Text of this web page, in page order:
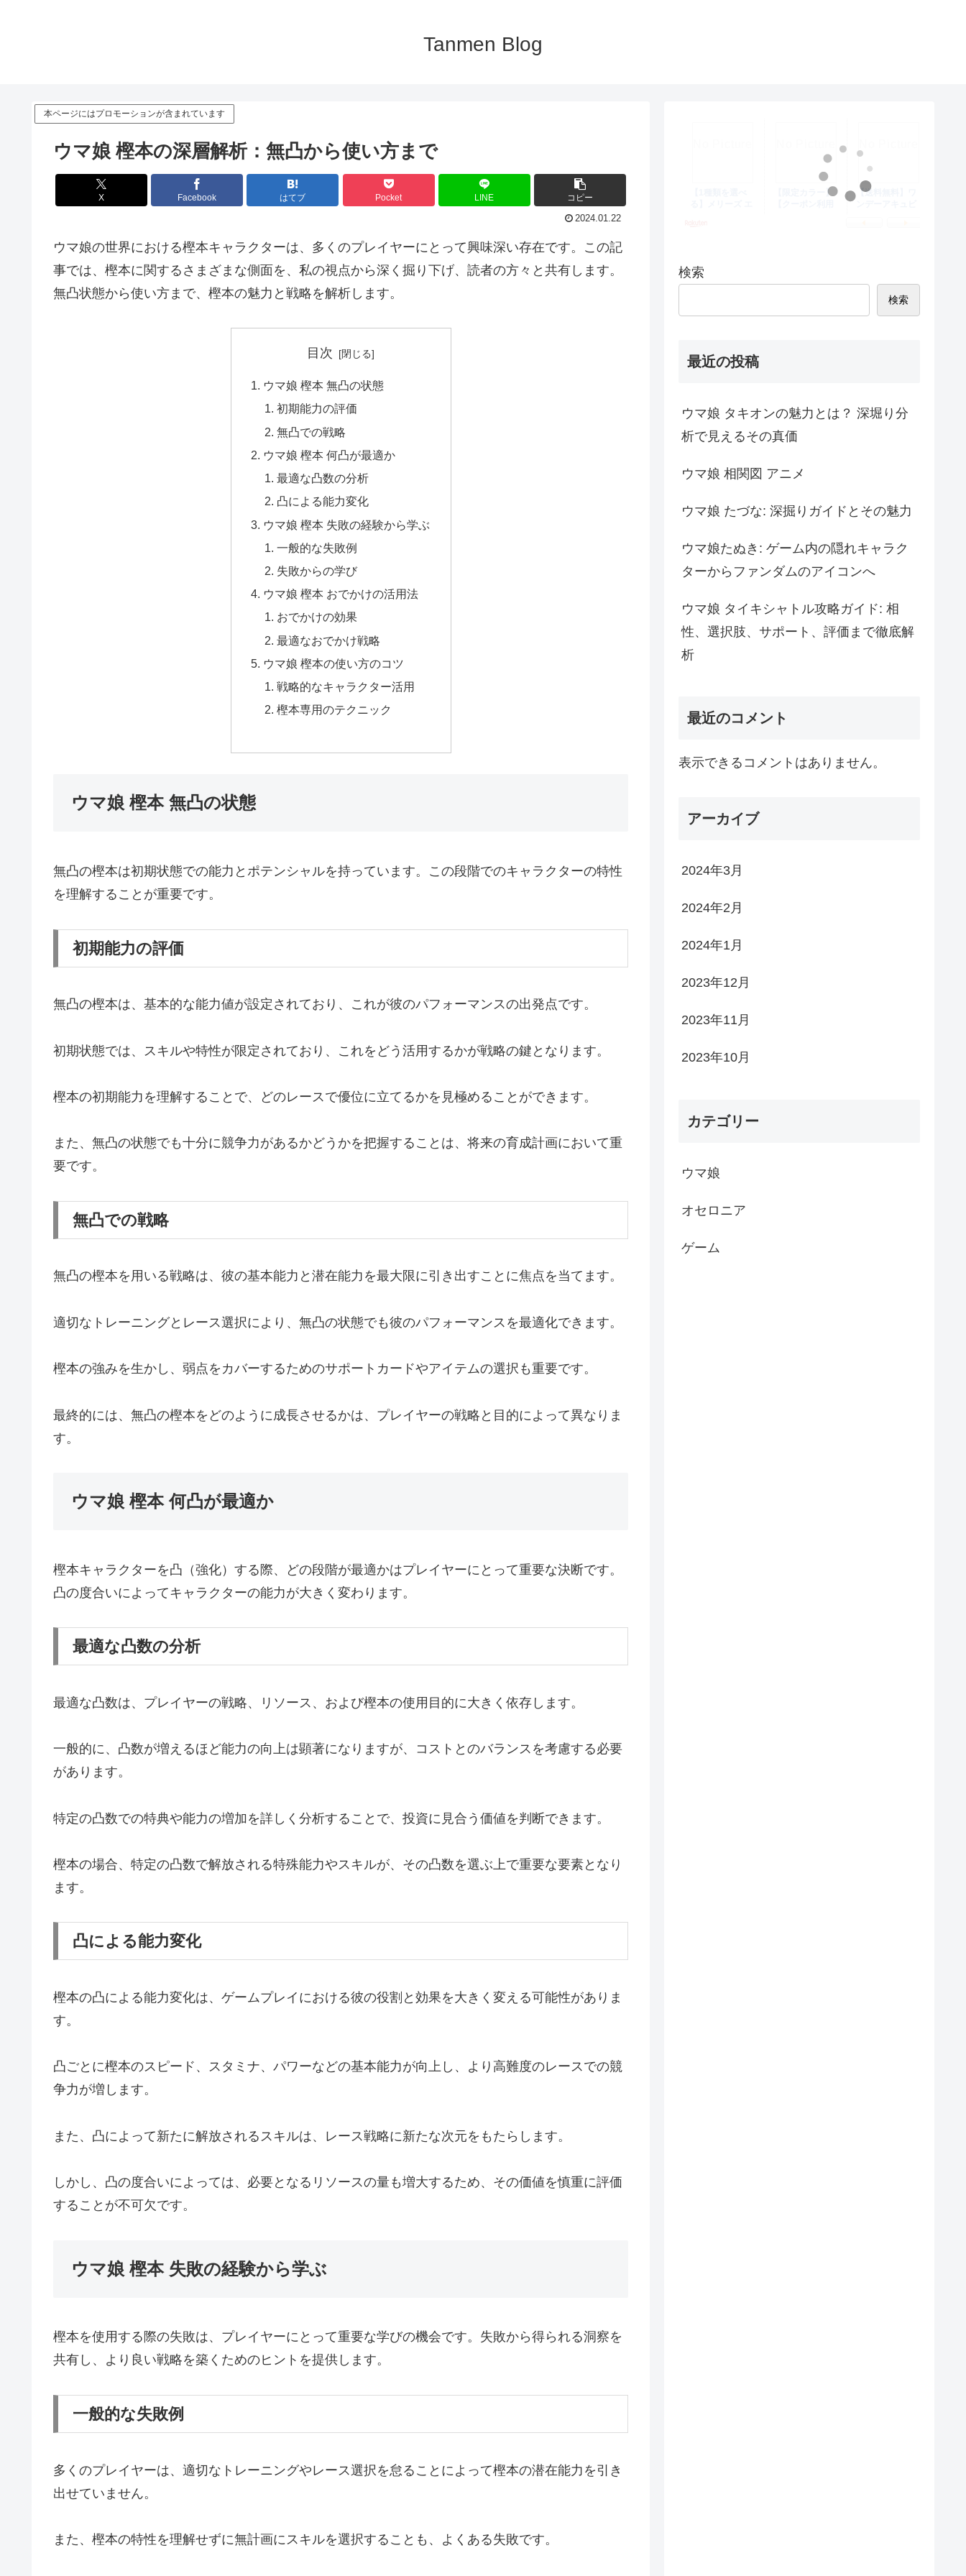
Tanmen Blog
本ページにはプロモーションが含まれています
ウマ娘 樫本の深層解析：無凸から使い方まで
X Facebook はてブ Pocket LINE コピー
2024.01.22
ウマ娘の世界における樫本キャラクターは、多くのプレイヤーにとって興味深い存在です。この記
事では、樫本に関するさまざまな側面を、私の視点から深く掘り下げ、読者の方々と共有します。
無凸状態から使い方まで、樫本の魅力と戦略を解析します。
目次
ウマ娘 樫本 無凸の状態
初期能力の評価
無凸での戦略
ウマ娘 樫本 何凸が最適か
最適な凸数の分析
凸による能力変化
ウマ娘 樫本 失敗の経験から学ぶ
一般的な失敗例
失敗からの学び
ウマ娘 樫本 おでかけの活用法
おでかけの効果
最適なおでかけ戦略
ウマ娘 樫本の使い方のコツ
戦略的なキャラクター活用
樫本専用のテクニック
ウマ娘 樫本 無凸の状態
無凸の樫本は初期状態での能力とポテンシャルを持っています。この段階でのキャラクターの特性
を理解することが重要です。
初期能力の評価
無凸の樫本は、基本的な能力値が設定されており、これが彼のパフォーマンスの出発点です。
初期状態では、スキルや特性が限定されており、これをどう活用するかが戦略の鍵となります。
樫本の初期能力を理解することで、どのレースで優位に立てるかを見極めることができます。
また、無凸の状態でも十分に競争力があるかどうかを把握することは、将来の育成計画において重
要です。
無凸での戦略
無凸の樫本を用いる戦略は、彼の基本能力と潜在能力を最大限に引き出すことに焦点を当てます。
適切なトレーニングとレース選択により、無凸の状態でも彼のパフォーマンスを最適化できます。
樫本の強みを生かし、弱点をカバーするためのサポートカードやアイテムの選択も重要です。
最終的には、無凸の樫本をどのように成長させるかは、プレイヤーの戦略と目的によって異なりま
す。
ウマ娘 樫本 何凸が最適か
樫本キャラクターを凸（強化）する際、どの段階が最適かはプレイヤーにとって重要な決断です。
凸の度合いによってキャラクターの能力が大きく変わります。
最適な凸数の分析
最適な凸数は、プレイヤーの戦略、リソース、および樫本の使用目的に大きく依存します。
一般的に、凸数が増えるほど能力の向上は顕著になりますが、コストとのバランスを考慮する必要
があります。
特定の凸数での特典や能力の増加を詳しく分析することで、投資に見合う価値を判断できます。
樫本の場合、特定の凸数で解放される特殊能力やスキルが、その凸数を選ぶ上で重要な要素となり
ます。
凸による能力変化
樫本の凸による能力変化は、ゲームプレイにおける彼の役割と効果を大きく変える可能性がありま
す。
凸ごとに樫本のスピード、スタミナ、パワーなどの基本能力が向上し、より高難度のレースでの競
争力が増します。
また、凸によって新たに解放されるスキルは、レース戦略に新たな次元をもたらします。
しかし、凸の度合いによっては、必要となるリソースの量も増大するため、その価値を慎重に評価
することが不可欠です。
ウマ娘 樫本 失敗の経験から学ぶ
樫本を使用する際の失敗は、プレイヤーにとって重要な学びの機会です。失敗から得られる洞察を
共有し、より良い戦略を築くためのヒントを提供します。
一般的な失敗例
多くのプレイヤーは、適切なトレーニングやレース選択を怠ることによって樫本の潜在能力を引き
出せていません。
また、樫本の特性を理解せずに無計画にスキルを選択することも、よくある失敗です。
検索
検索
最近の投稿
ウマ娘 タキオンの魅力とは？ 深堀り分
析で見えるその真価
ウマ娘 相関図 アニメ
ウマ娘 たづな: 深掘りガイドとその魅力
ウマ娘たぬき: ゲーム内の隠れキャラク
ターからファンダムのアイコンへ
ウマ娘 タイキシャトル攻略ガイド: 相
性、選択肢、サポート、評価まで徹底解
析
最近のコメント
表示できるコメントはありません。
アーカイブ
2024年3月
2024年2月
2024年1月
2023年12月
2023年11月
2023年10月
カテゴリー
ウマ娘
オセロニア
ゲーム